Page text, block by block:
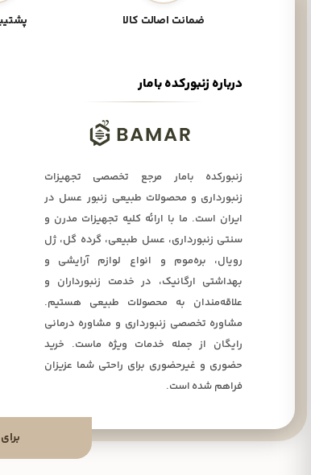
ضمانت اصالت کالا
درباره زنبورکده بامار
زنبورکده بامار مرجع تخصصی تجهیزات
زنبورداری و محصولات طبیعی زنبور عسل در
ایران است. ما با ارائه کلیه تجهیزات مدرن و
سنتی زنبورداری، عسل طبیعی، گرده گل، ژل
رویال، بره‌موم و انواع لوازم آرایشی و
بهداشتی ارگانیک، در خدمت زنبورداران و
علاقه‌مندان به محصولات طبیعی هستیم.
مشاوره تخصصی زنبورداری و مشاوره درمانی
رایگان از جمله خدمات ویژه ماست. خرید
حضوری و غیرحضوری برای راحتی شما عزیزان
فراهم شده است.